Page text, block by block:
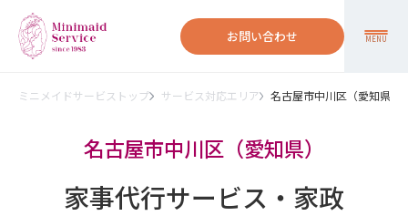
お問い合わせ MENU
ミニメイドサービストップ サービス対応エリア 名古屋市中川区（愛知県）
名古屋市中川区（愛知県）
家事代行サービス・家政